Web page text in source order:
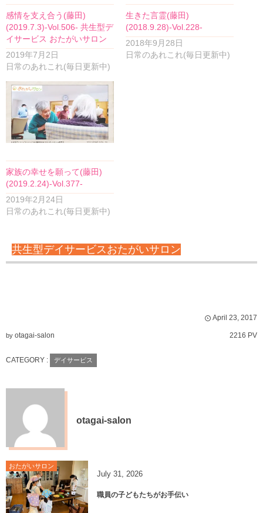
感情を支え合う(藤田)
(2019.7.3)-Vol.506- 共生型デ
イサービス おたがいサロン
2019年7月2日
日常のあれこれ(毎日更新中)
生きた言霊(藤田)
(2018.9.28)-Vol.228-
2018年9月28日
日常のあれこれ(毎日更新中)
家族の幸せを願って(藤田)
(2019.2.24)-Vol.377-
2019年2月24日
日常のあれこれ(毎日更新中)
共生型デイサービスおたがいサロン
April 23, 2017
by otagai-salon 2216 PV
CATEGORY : デイサービス
otagai-salon
おたがいサロン
July 31, 2026
職員の子どもたちがお手伝い